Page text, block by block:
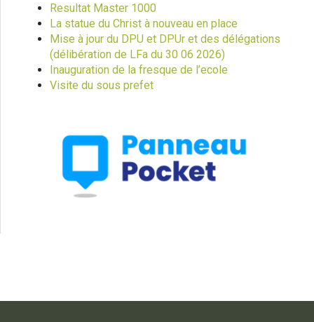
Resultat Master 1000
La statue du Christ à nouveau en place
Mise à jour du DPU et DPUr et des délégations
(délibération de LFa du 30 06 2026)
Inauguration de la fresque de l’ecole
Visite du sous prefet